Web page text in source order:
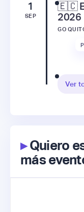
1
SEP
🇪🇨
2026
GO
Ver
▸Quiero
más